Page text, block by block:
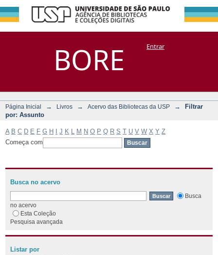
BORE
Filtrar por:
Assunto
DSpace/Manakin + CoriscoEntrar
Página Inicial → Livros → Acervo das Bibliotecas da USP →
Filtrar
por: Assunto
A B C D E F G H J K M N O P Q R S T U V W X Y Z
Começa com
Busca no acervo
Busca
no acervo
Esta Coleção
Pesquisa avançada
Listar por